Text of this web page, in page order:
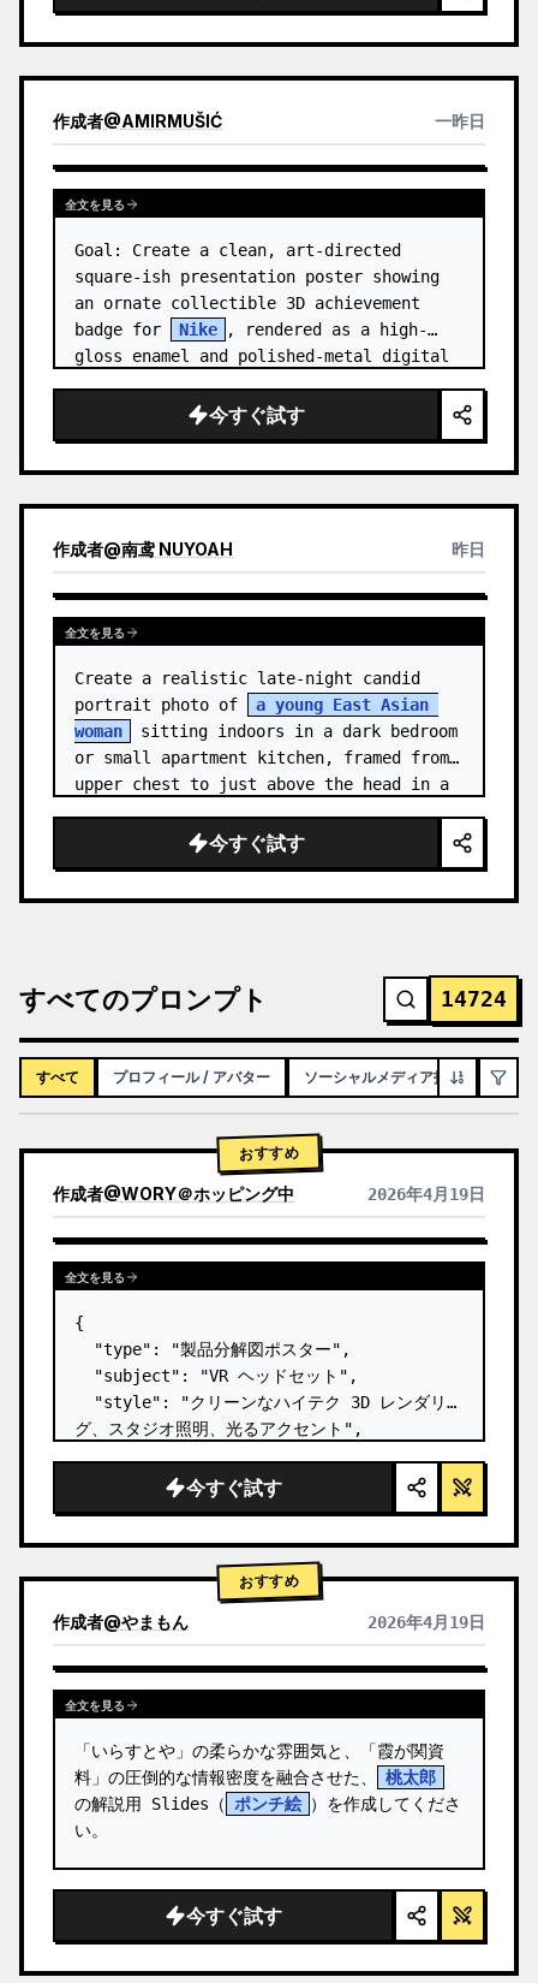
作成者@AMIRMUŠIĆ 一昨日
全文を見る
Goal: Create a clean, art-directed
square-ish presentation poster showing
an ornate collectible 3D achievement
badge for
Nike
, rendered as a high-
gloss enamel and polished-metal digital
Canvas: Wide 16:9 white stu…
今すぐ試す
作成者@南鸢 NUYOAH 昨日
全文を見る
Create a realistic late-night candid
portrait photo of
a young East Asian
woman
sitting indoors in a dark bedroom
or small apartment kitchen, framed from
upper chest to just above the head in a
今すぐ試す
すべてのプロンプト 14724
すべて プロフィール / アバター ソーシャルメディア投稿 イン
おすすめ
作成者@WORY＠ホッピング中 2026年4月19日
全文を見る
{
  "type": "製品分解図ポスター",
  "subject": "VR ヘッドセット",
  "style": "クリーンなハイテク 3D レンダリン
グ、スタジオ照明、光るアクセント",
のグラデーション ",
  "header": {
name\" default=\"…
今すぐ試す
おすすめ
作成者@やまもん 2026年4月19日
他のモデルの結果を表示
全文を見る
「いらすとや」の柔らかな雰囲気と、「霞が関資
料」の圧倒的な情報密度を融合させた、
桃太郎
の解説用 Slides（
ポンチ絵 ）を作成してくださ
い。
今すぐ試す